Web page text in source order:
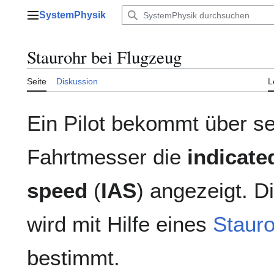
Hauptmenü
SystemPhysik
Staurohr bei Flugzeug
Seite Diskussion
Ein Pilot bekommt über
Fahrtmesser die
speed (IAS) angezeigt.
wird mit Hilfe eines
bestimmt.